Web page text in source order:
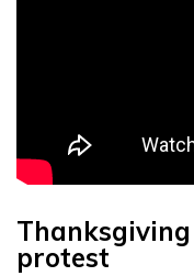
protest